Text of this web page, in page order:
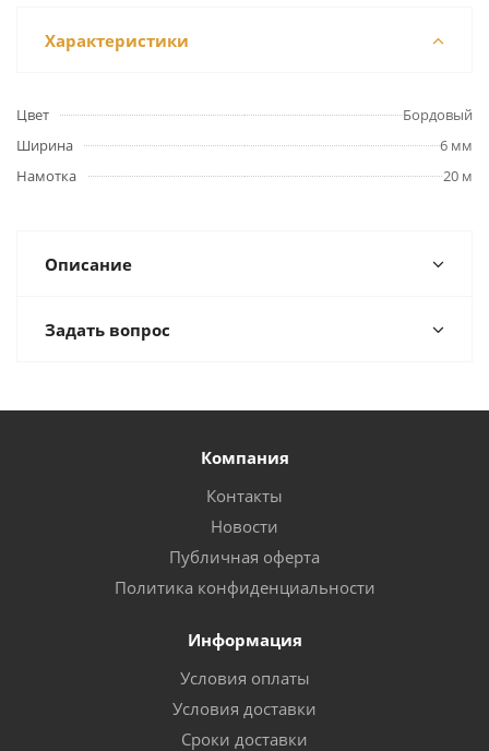
Характеристики
Цвет
Бордовый
Ширина
6 мм
Намотка
20 м
Описание
Задать вопрос
Компания
Контакты
Новости
Публичная оферта
Политика конфиденциальности
Информация
Условия оплаты
Условия доставки
Сроки доставки